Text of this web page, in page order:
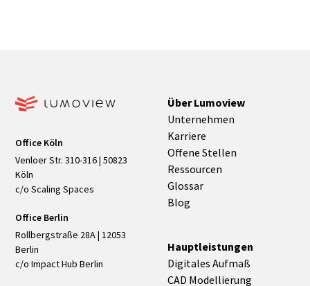
Office Köln
Venloer Str. 310-316 | 50823
Köln
c/o Scaling Spaces
Office Berlin
Rollbergstraße 28A | 12053
Berlin
c/o Impact Hub Berlin
Über Lumoview
Unternehmen
Karriere
Offene Stellen
Ressourcen
Glossar
Blog
Hauptleistungen
Digitales Aufmaß
CAD Modellierung